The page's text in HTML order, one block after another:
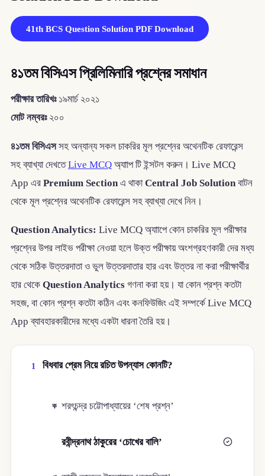
41th BCS Question Solution PDF Download
৪১তম বিসিএস প্রিলিমিনারি প্রশ্নের সমাধান
পরীক্ষার তারিখঃ১৯মার্চ ২০২১
মোট নম্বরঃ২০০
৪১তম বিসিএসসহ অন্যান্য সকল চাকরির মূল প্রশ্নের অথেনটিক রেফারেন্স
সহ ব্যাখ্যা দেখতেLive MCQঅ্যাাপ টি ইন্সটল করুন। Live MCQ
App এর Premium Sectionএ থাকাCentral Job Solutionবাটন
থেকে মূল প্রশ্নের অথেনটিক রেফারেন্স সহ ব্যাখ্যা দেখে নিন।
Question Analytics: Live MCQ অ্যাাপে কোন চাকরির মূল পরীক্ষার
প্রশ্নের উপর লাইভ পরীক্ষা নেওয়া হলে উক্ত পরীক্ষায় অংশগ্রহণকারী দের মধ্য
থেকে সঠিক উত্তরদাতা ও ভুল উত্তরদাতার হার এবং উত্তর না করা পরীক্ষার্থীর
হার থেকে Question Analyticsগণনা করা হয়। যা কোন প্রশ্ন কতটা
সহজ, বা কোন প্রশ্ন কতটা কঠিন এবং কনফিউজিং এই সম্পর্কে Live MCQ
App ব্যাবহারকারীদের মধ্যে একটা ধারনা তৈরি হয়।
1 বিধবার প্রেম নিয়ে রচিত উপন্যাস কোনটি?
ক শরৎচন্দ্র চট্টোপাধ্যায়ের ‘শেষ প্রশ্ন’
রবীন্দ্রনাথ ঠাকুরের ‘চোখের বালি’